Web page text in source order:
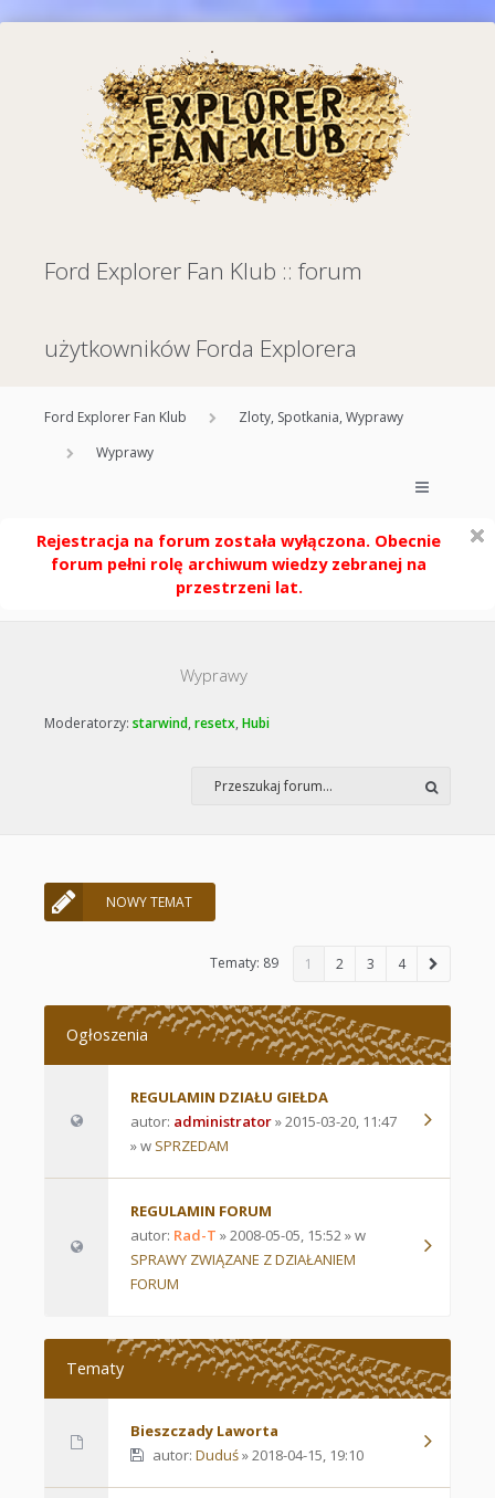
Ford Explorer Fan Klub :: forum
użytkowników Forda Explorera
Ford Explorer Fan Klub
Zloty, Spotkania, Wyprawy
Wyprawy
Rejestracja na forum została wyłączona. Obecnie
forum pełni rolę archiwum wiedzy zebranej na
przestrzeni lat.
Wyprawy
Moderatorzy: starwind, resetx, Hubi
NOWY TEMAT
Tematy: 89 1 2 3 4
Ogłoszenia
REGULAMIN DZIAŁU GIEŁDA
autor: administrator» 2015-03-20, 11:47
» w SPRZEDAM
REGULAMIN FORUM
autor: Rad-T » 2008-05-05, 15:52 » w
SPRAWY ZWIĄZANE Z DZIAŁANIEM
FORUM
Tematy
Bieszczady Laworta
autor: Duduś» 2018-04-15, 19:10